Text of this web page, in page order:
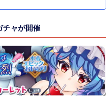
チャが開催